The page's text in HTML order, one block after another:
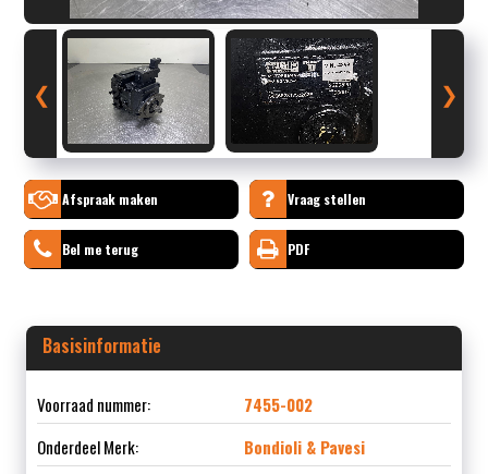
❮ ❯
Afspraak maken Vraag stellen
Bel me terug PDF
Basisinformatie
Voorraad nummer:
7455-002
Onderdeel Merk:
Bondioli & Pavesi